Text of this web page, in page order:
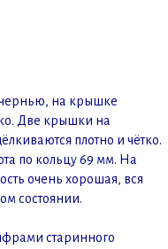
чернью, на крышке
Две крышки на
плотно и чётко.
по кольцу 69 мм. На
очень хорошая, вся
состоянии.
старинного